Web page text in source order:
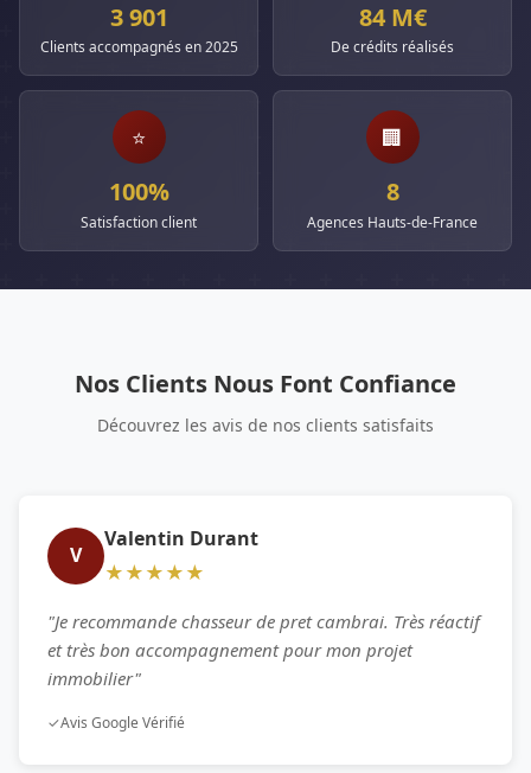
3 901
Clients accompagnés en 2025
84 M€
De crédits réalisés
⭐
100%
Satisfaction client
🏢
8
Agences Hauts-de-France
Nos Clients Nous Font Confiance
Découvrez les avis de nos clients satisfaits
V
Valentin Durant
★★★★★
"Je recommande chasseur de pret cambrai. Très réactif
et très bon accompagnement pour mon projet
immobilier"
✓Avis Google Vérifié